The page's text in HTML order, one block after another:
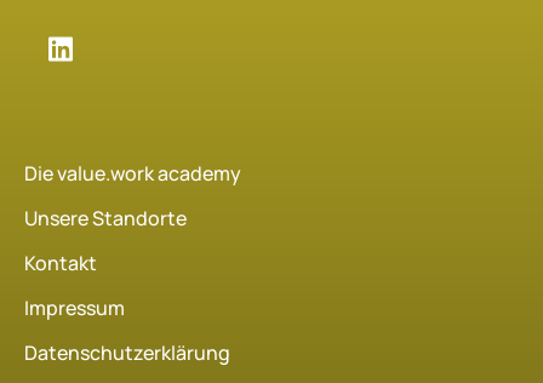
Die value.work academy
Unsere Standorte
Kontakt
Impressum
Datenschutzerklärung